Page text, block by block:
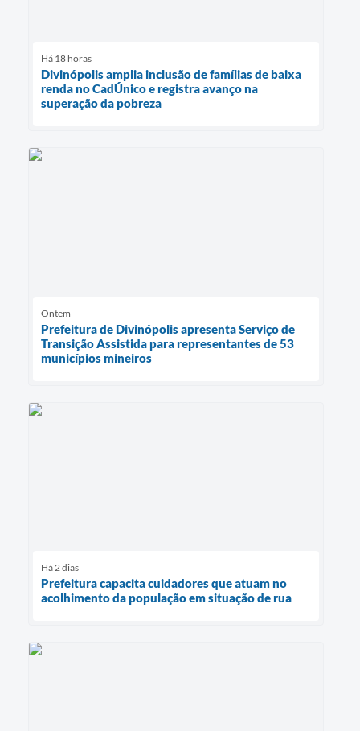
Há 18 horas
Divinópolis amplia inclusão de famílias de baixa
renda no CadÚnico e registra avanço na
superação da pobreza
Ontem
Prefeitura de Divinópolis apresenta Serviço de
Transição Assistida para representantes de 53
municípios mineiros
Há 2 dias
Prefeitura capacita cuidadores que atuam no
acolhimento da população em situação de rua